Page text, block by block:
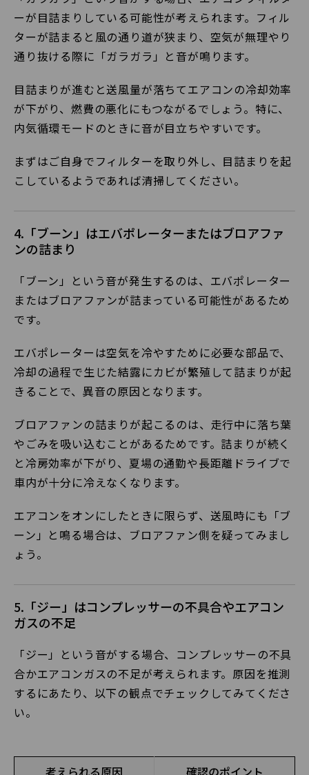
ーが目詰まりしている可能性が考えられます。フィル
ターが詰まると風の通り道が狭まり、空気が無理やり
通り抜ける際に「ガラガラ」と音が鳴ります。
目詰まりが進むと送風量が落ちてエアコンの冷却効率
が下がり、燃費の悪化にもつながるでしょう。特に、
内気循環モードのときに音が目立ちやすいです。
まずはご自身でフィルターを取り外し、目詰まりを起
こしているようであれば清掃してください。
4.「ブーン」はエバポレーターまたはブロアファ
ンの詰まり
「ブーン」という音が発生するのは、エバポレーター
またはブロアファンが詰まっている可能性があるため
です。
エバポレーターは空気を冷やすために必要な部品で、
冷却の過程で生じた結露にカビが繁殖して詰まりが起
きることで、異音の原因となります。
ブロアファンの詰まりが起こるのは、走行中に落ち葉
やごみを吸い込むことがあるためです。詰まりが続く
と冷房効率が下がり、夏場の通勤や長距離ドライブで
車内が十分に冷えなくなります。
エアコンをオンにしたときに限らず、送風時にも「ブ
ーン」と鳴る場合は、ブロアファン側を疑ってみまし
ょう。
5.「ジー」はコンプレッサーの不具合やエアコン
ガスの不足
「ジー」という音がする場合、コンプレッサーの不具
合かエアコンガスの不足が考えられます。原因を推測
するにあたり、以下の観点でチェックしてみてくださ
い。
考えられる原因
確認のポイント